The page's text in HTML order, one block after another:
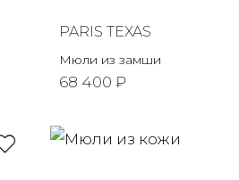
PARIS TEXAS
Мюли из замши
68 400 ₽